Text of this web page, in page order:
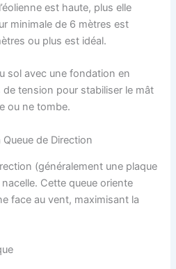
est haute, plus elle
minimale de 6 mètres est
ou plus est idéal.
sol avec une fondation en
tension pour stabiliser le mât
ou ne tombe.
de Direction
(généralement une plaque
nacelle. Cette queue oriente
face au vent, maximisant la